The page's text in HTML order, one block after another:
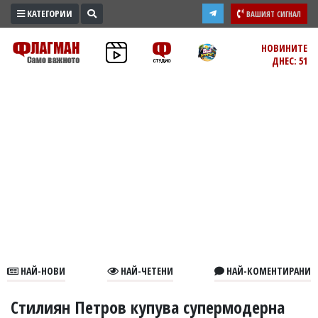
ПРОМО
ЗОНА
В
КАТЕГОРИИ ВАШИЯТ СИГНАЛ
НОВИНИТЕ
ДНЕС: 51
НАЙ-НОВИ НАЙ-ЧЕТЕНИ НАЙ-КОМЕНТИРАНИ
Стилиян Петров купува супермодерна